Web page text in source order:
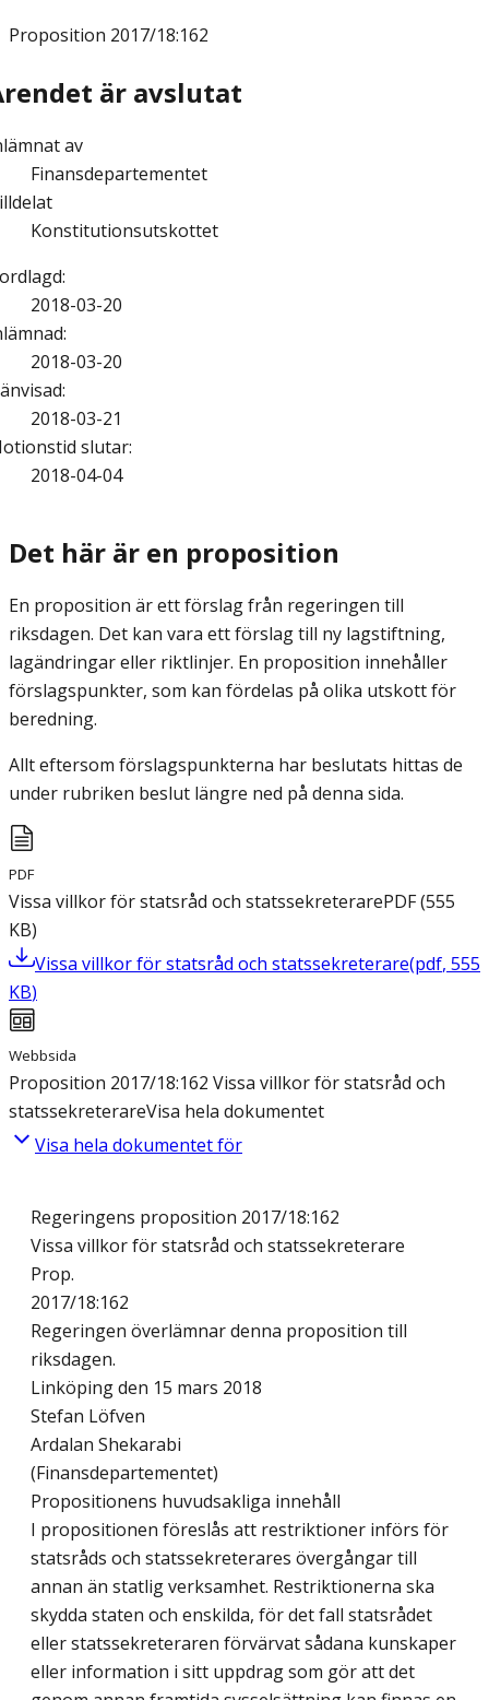
Proposition 2017/18:162
är avslutat
av
Finansdepartementet
Konstitutionsutskottet
:
2018-03-20
:
2018-03-20
:
2018-03-21
slutar:
2018-04-04
Det här är en proposition
En proposition är ett förslag från regeringen till
riksdagen. Det kan vara ett förslag till ny lagstiftning,
lagändringar eller riktlinjer. En proposition innehåller
förslagspunkter, som kan fördelas på olika utskott för
beredning.
Allt eftersom förslagspunkterna har beslutats hittas de
under rubriken beslut längre ned på denna sida.
PDF
Vissa villkor för statsråd och statssekreterarePDF(555
KB)
Vissa villkor för statsråd och statssekreterare(pdf, 555
KB)
Webbsida
Proposition 2017/18:162 Vissa villkor för statsråd och
statssekreterareVisa hela dokumentet
Visa hela dokumentet för
Regeringens proposition 2017/18:162
Vissa villkor för statsråd och statssekreterare
Prop.
2017/18:162
Regeringen överlämnar denna proposition till
riksdagen.
Linköping den 15 mars 2018
Stefan Löfven
Ardalan Shekarabi
(Finansdepartementet)
Propositionens huvudsakliga innehåll
I propositionen föreslås att restriktioner införs för
statsråds och statssekreterares övergångar till
annan än statlig verksamhet. Restriktionerna ska
skydda staten och enskilda, för det fall statsrådet
eller statssekreteraren förvärvat sådana kunskaper
eller information i sitt uppdrag som gör att det